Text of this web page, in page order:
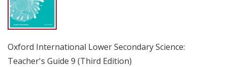
Oxford International Lower Secondary Science:
Teacher's Guide 9 (Third Edition)